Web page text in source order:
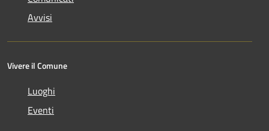
Avvisi
Vivere il Comune
Luoghi
Eventi